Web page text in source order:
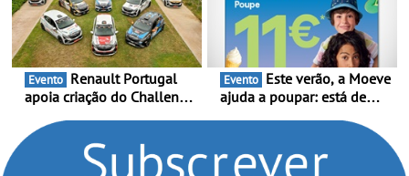
de Portugal
6 de Setembro
Evento
apoia criação do Challenge
compromisso com o
automobilismo nacional
continua em 2026
Evento
ajuda a poupar: está de
Volta” com descontos de